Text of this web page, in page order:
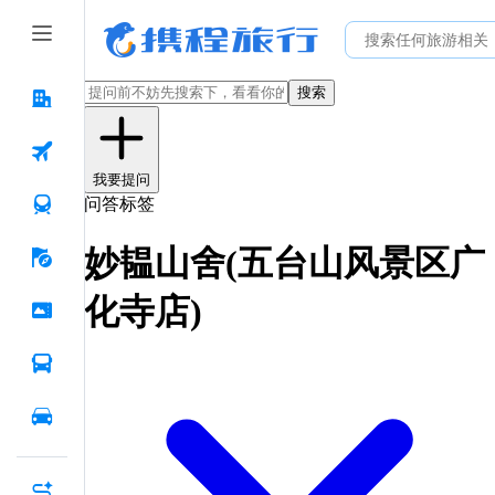
搜索
我要提问
问答标签
妙韫山舍(五台山风景区广
化寺店)